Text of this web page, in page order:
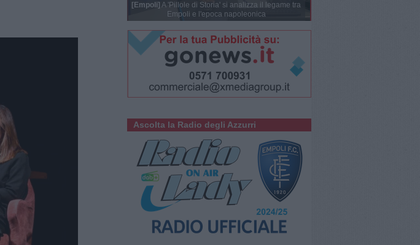
[Empoli] A 'Pillole di Storia' si analizza il legame tra
Empoli e l'epoca napoleonica
Ascolta la Radio degli Azzurri